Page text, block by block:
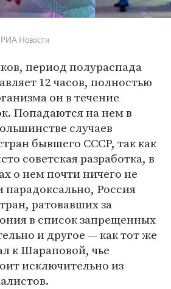
Новости
период полураспада
12 часов, полностью
он в течение
Попадаются на нем в
случаев
бывшего СССР, так как
советская разработка, в
о нем почти ничего не
парадоксально, Россия
ратовавших за
в список запрещенных
и другое — как тот же
к Шараповой, чье
исключительно из